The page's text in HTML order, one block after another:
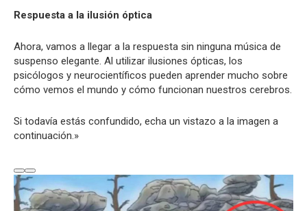
Respuesta a la ilusión óptica
Ahora, vamos a llegar a la respuesta sin ninguna música de
suspenso elegante. Al utilizar ilusiones ópticas, los
psicólogos y neurocientíficos pueden aprender mucho sobre
cómo vemos el mundo y cómo funcionan nuestros cerebros.
Si todavía estás confundido, echa un vistazo a la imagen a
continuación.»